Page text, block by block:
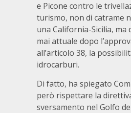
e Picone contro le
turismo, non di catrame
una California-Sicilia, ma
mai attuale dopo
all’articolo 38, la
idrocarburi.
Di fatto, ha spiegato
però rispettare la
sversamento nel Golfo